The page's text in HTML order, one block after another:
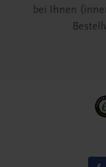
bei Ihnen